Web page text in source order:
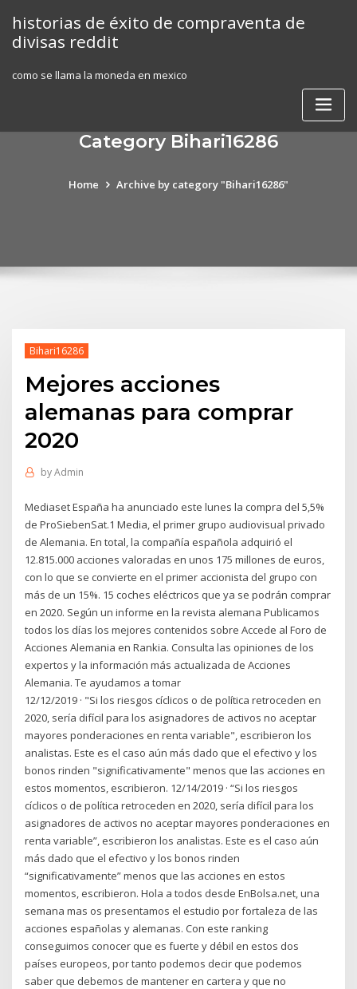
content
historias de éxito de compraventa de
divisas reddit
como se llama la moneda en mexico
Category Bihari16286
Home Archive by category "Bihari16286"
Bihari16286
Mejores acciones
alemanas para comprar
2020
byAdmin
Mediaset España ha anunciado este lunes la compra del 5,5%
de ProSiebenSat.1 Media, el primer grupo audiovisual privado
de Alemania. En total, la compañía española adquirió el
12.815.000 acciones valoradas en unos 175 millones de euros,
con lo que se convierte en el primer accionista del grupo con
más de un 15%. 15 coches eléctricos que ya se podrán comprar
en 2020. Según un informe en la revista alemana Publicamos
todos los días los mejores contenidos sobre Accede al Foro de
Acciones Alemania en Rankia. Consulta las opiniones de los
expertos y la información más actualizada de Acciones
Alemania. Te ayudamos a tomar
12/12/2019 · "Si los riesgos cíclicos o de política retroceden en
2020, sería difícil para los asignadores de activos no aceptar
mayores ponderaciones en renta variable", escribieron los
analistas. Este es el caso aún más dado que el efectivo y los
bonos rinden "significativamente" menos que las acciones en
estos momentos, escribieron. 12/14/2019 · “Si los riesgos
cíclicos o de política retroceden en 2020, sería difícil para los
asignadores de activos no aceptar mayores ponderaciones en
renta variable”, escribieron los analistas. Este es el caso aún
más dado que el efectivo y los bonos rinden
“significativamente” menos que las acciones en estos
momentos, escribieron. Hola a todos desde EnBolsa.net, una
semana mas os presentamos el estudio por fortaleza de las
acciones españolas y alemanas. Con este ranking
conseguimos conocer que es fuerte y débil en estos dos
países europeos, por tanto podemos decir que podemos
saber que debemos de mantener en cartera y que no